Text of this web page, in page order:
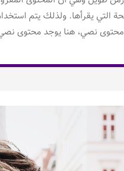
التي يقرأها. ولذلك يتم
نصي، هنا يوجد محتوى